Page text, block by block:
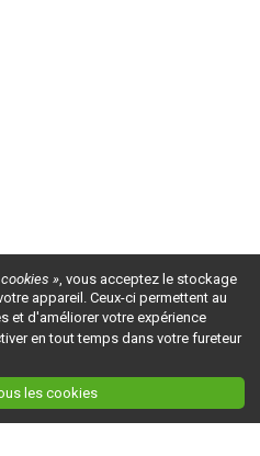
», vous acceptez le stockage
appareil. Ceux-ci permettent au
et d'améliorer votre expérience
en tout temps dans votre fureteur
les cookies